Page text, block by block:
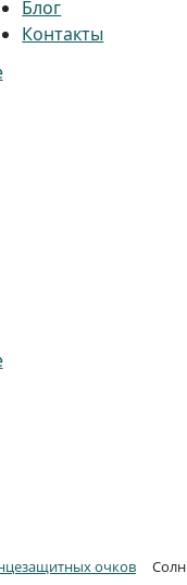
Блог
Контакты
очков